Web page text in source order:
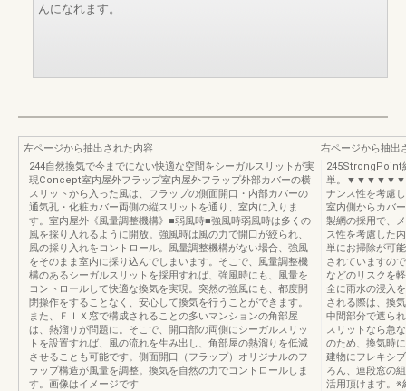
んになれます。
左ページから抽出された内容
244自然換気で今までにない快適な空間をシーガルスリットが実
現Concept室内屋外フラップ室内屋外フラップ外部カバーの横
スリットから入った風は、フラップの側面開口・内部カバーの
通気孔・化粧カバー両側の縦スリットを通り、室内に入りま
す。室内屋外《風量調整機構》■弱風時■強風時弱風時は多くの
風を採り入れるように開放。強風時は風の力で開口が絞られ、
風の採り入れをコントロール。風量調整機構がない場合、強風
をそのまま室内に採り込んでしまいます。そこで、風量調整機
構のあるシーガルスリットを採用すれば、強風時にも、風量を
コントロールして快適な換気を実現。突然の強風にも、都度開
閉操作をすることなく、安心して換気を行うことができます。
また、ＦＩＸ窓で構成されることの多いマンションの角部屋
は、熱溜りが問題に。そこで、開口部の両側にシーガルスリッ
トを設置すれば、風の流れを生み出し、角部屋の熱溜りを低減
させることも可能です。側面開口（フラップ）オリジナルのフ
ラップ構造が風量を調整。換気を自然の力でコントロールしま
す。画像はイメージです
右ページから抽出
245StrongPoint
単。
ナンス性を考慮
室内側からカバ
製網の採用で、
ス性を考慮した
単にお掃除が可
されていますの
などのリスクを
全に雨水の浸入
される際は、換
中間部分で遮ら
スリットなら急
のため、換気時
建物にフレキシ
ろん、連段窓の
活用頂けます。※